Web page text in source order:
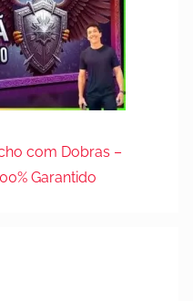
com Dobras –
Garantido